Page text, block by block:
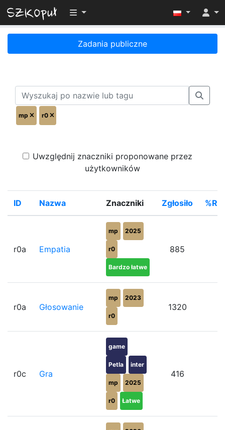
Przełącz widoczność menu
Zadania publiczne
mp r0
Uwzględnij znaczniki proponowane przez
użytkowników
ID Nazwa Znaczniki Zgłosiło
r0a Empatia
mp 2025
r0
Bardzo łatwe
885
r0a Głosowanie
mp 2023
r0
1320
r0c Gra
game
Petla inter
mp 2025
r0 Łatwe
416